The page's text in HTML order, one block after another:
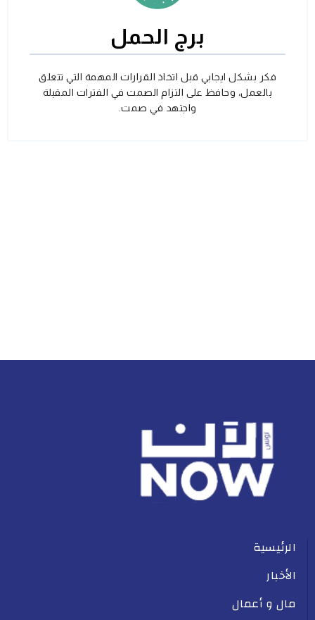
برج الحمل
فكر بشكل ايجابي قبل اتخاذ القرارات المهمة التي تتعلق
بالعمل، وحافظ على التزام الصمت في الفترات المقبلة
واجتهد في صمت.
الرئيسية
الأخبار
مال و أعمال